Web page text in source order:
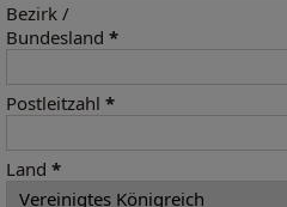
Bezirk /
Bundesland *
Postleitzahl *
Land *